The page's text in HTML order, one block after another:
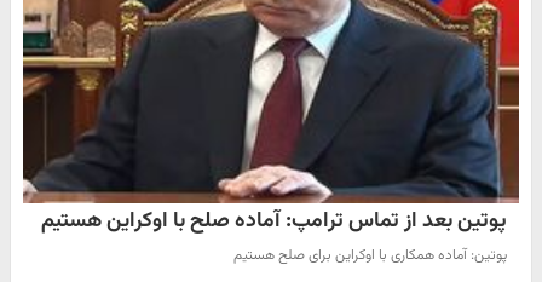
پوتین بعد از تماس ترامپ: آماده صلح با اوکراین هستیم
پوتین: آماده همکاری با اوکراین برای صلح هستیم